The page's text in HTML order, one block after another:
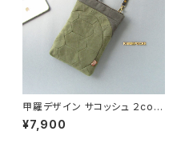
甲羅デザイン サコッシュ ２colo
r＊カーキグレー×チャコール＊
ショルダーバッグ〈亀甲〉
¥7,900